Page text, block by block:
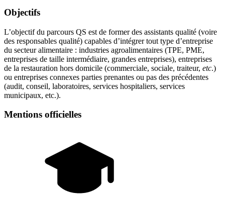
Objectifs
L’objectif du parcours QS est de former des assistants qualité (voire
des responsables qualité) capables d’intégrer tout type d’entreprise
du secteur alimentaire : industries agroalimentaires (TPE, PME,
entreprises de taille intermédiaire, grandes entreprises), entreprises
de la restauration hors domicile (commerciale, sociale, traiteur, etc.)
ou entreprises connexes parties prenantes ou pas des précédentes
(audit, conseil, laboratoires, services hospitaliers, services
municipaux, etc.).
Mentions officielles